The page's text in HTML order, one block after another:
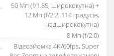
50 Мп (f/1.85, ширококутна) +
12 Мп (f/2.2, 114 градусів,
надширококутна)
8 Мп (f/2.0)
Відеозйомка 4K/60fps, Super